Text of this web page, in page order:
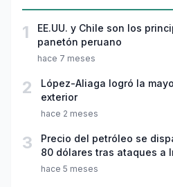
1
EE.UU. y Chile son los
panetón peruano
hace 7 meses
2
López-Aliaga logró la
exterior
hace 2 meses
3
Precio del petróleo se
80 dólares tras ataques a
hace 5 meses